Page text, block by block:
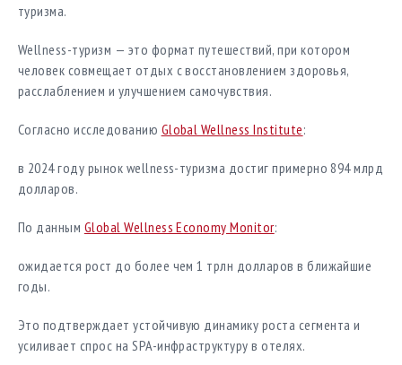
туризма.
Wellness-туризм — это формат путешествий, при котором
человек совмещает отдых с восстановлением здоровья,
расслаблением и улучшением самочувствия.
Согласно исследованию Global Wellness Institute:
в 2024 году рынок wellness-туризма достиг примерно 894 млрд
долларов.
По данным Global Wellness Economy Monitor:
ожидается рост до более чем 1 трлн долларов в ближайшие
годы.
Это подтверждает устойчивую динамику роста сегмента и
усиливает спрос на SPA-инфраструктуру в отелях.